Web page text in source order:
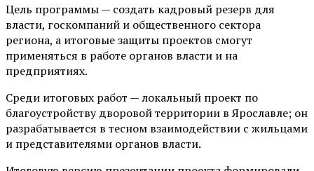
Цель программы — создать кадровый резерв для
власти, госкомпаний и общественного сектора
региона, а итоговые защиты проектов смогут
применяться в работе органов власти и на
предприятиях.
Среди итоговых работ — локальный проект по
благоустройству дворовой территории в Ярославле; он
разрабатывается в тесном взаимодействии с жильцами
и представителями органов власти.